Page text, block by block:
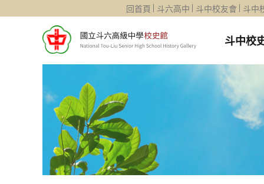
回首頁 斗六高中 斗中校友會 斗中
斗中校